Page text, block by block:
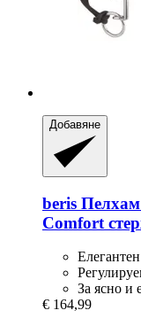
Добавяне
beris Пелхам
Comfort
За ясно и
€ 164,99